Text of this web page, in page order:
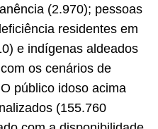
(2.970); pessoas
residentes em
e indígenas aldeados
os cenários de
público idoso acima
(155.760